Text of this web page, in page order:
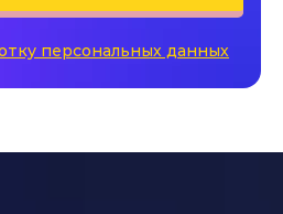
персональных данных